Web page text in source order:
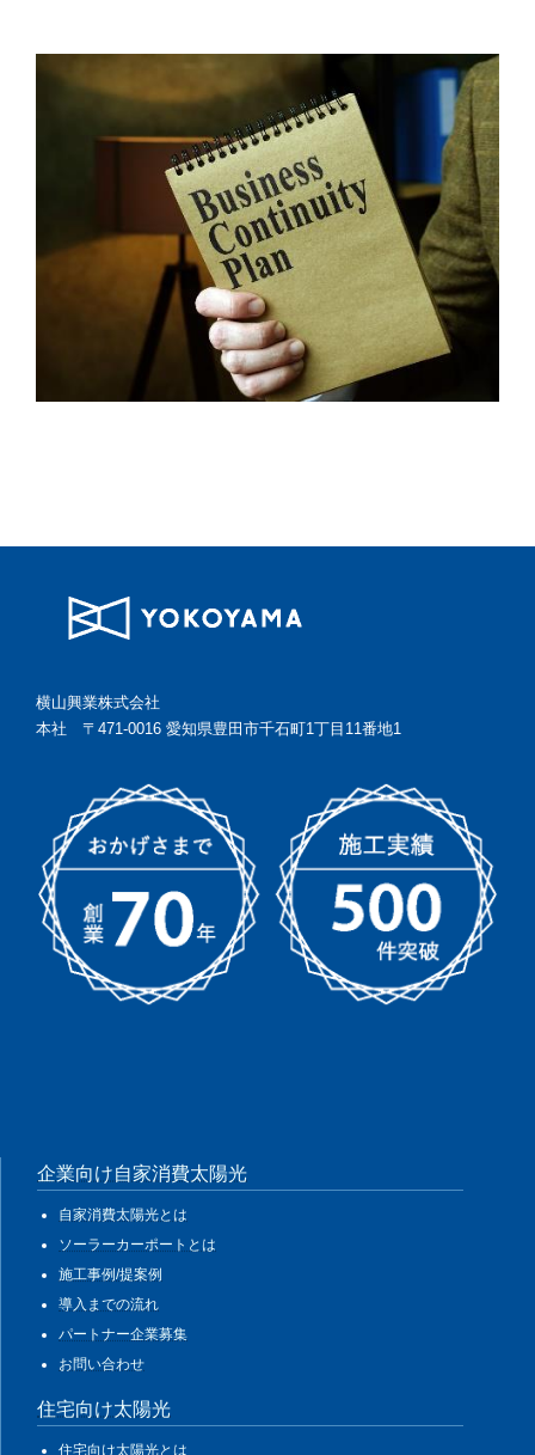
横山興業株式会社
本社 〒471-0016 愛知県豊田市千石町1丁目11番地1
企業向け自家消費太陽光
自家消費太陽光とは
ソーラーカーポートとは
施工事例/提案例
導入までの流れ
パートナー企業募集
お問い合わせ
住宅向け太陽光
住宅向け太陽光とは